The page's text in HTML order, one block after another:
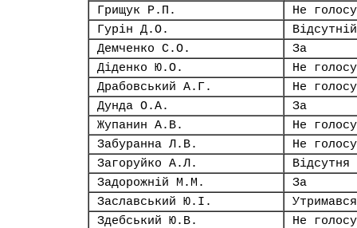
Грищук Р.П.
Не
Гурін Д.О.
Відсутній
Демченко С.О.
За
Діденко Ю.О.
Не
Драбовський А.Г.
Не
Дунда О.А.
За
Жупанин А.В.
Не
Забуранна Л.В.
Не
Загоруйко А.Л.
Відсутня
Задорожній М.М.
За
Заславський Ю.І.
Утримався
Здебський Ю.В.
Не